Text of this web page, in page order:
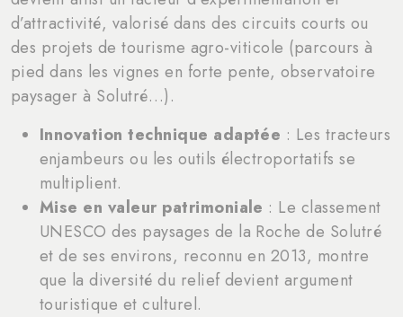
d’attractivité, valorisé dans des circuits courts ou
des projets de tourisme agro-viticole (parcours à
pied dans les vignes en forte pente, observatoire
paysager à Solutré…).
Innovation technique adaptée : Les tracteurs
enjambeurs ou les outils électroportatifs se
multiplient.
Mise en valeur patrimoniale : Le classement
UNESCO des paysages de la Roche de Solutré
et de ses environs, reconnu en 2013, montre
que la diversité du relief devient argument
touristique et culturel.